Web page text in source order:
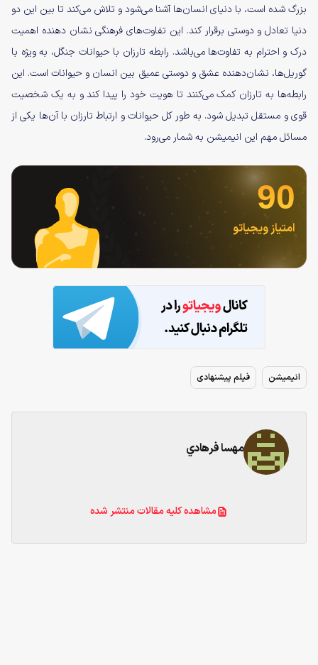
بزرگ شده است، با دنیای انسان‌ها آشنا می‌شود و تلاش می‌کند تا بین این دو
دنیا تعادل و دوستی برقرار کند. این تفاوت‌های فرهنگی نشان ‌دهنده اهمیت
درک و احترام به تفاوت‌ها می‌باشد. رابطه تارزان با حیوانات جنگل، به ویژه با
گوریل‌ها، نشان‌دهنده عشق و دوستی عمیق بین انسان و حیوانات است. این
رابطه‌ها به تارزان کمک می‌کنند تا هویت خود را پیدا کند و به یک شخصیت
قوی و مستقل تبدیل شود. به طور کل حیوانات و ارتباط تارزان‌ با آن‌ها یکی از
مسائل مهم این انیمیشن به شمار می‌رود.
90
امتیاز ویجیاتو
انیمیشن فیلم پیشنهادی
مهسا فرهادي
مشاهده کلیه مقالات منتشر شده